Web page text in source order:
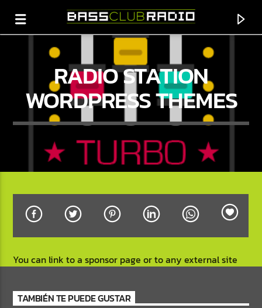
CANCIÓN ACTUAL
TIME FOR YOU
RADIO STATION
WORDPRESS THEMES
You can link to a sponsor page or to any external site
TAMBIÉN TE PUEDE GUSTAR